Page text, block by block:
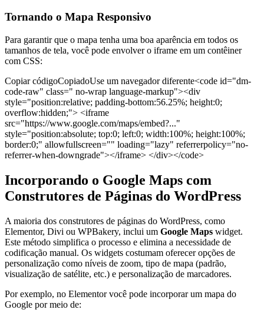
Tornando o Mapa Responsivo
Para garantir que o mapa tenha uma boa aparência em todos os
tamanhos de tela, você pode envolver o iframe em um contêiner
com CSS:
Copiar códigoCopiadoUse um navegador diferente<code id="dm-
code-raw" class=" no-wrap language-markup"><div
style="position:relative; padding-bottom:56.25%; height:0;
overflow:hidden;"> <iframe
src="https://www.google.com/maps/embed?..."
style="position:absolute; top:0; left:0; width:100%; height:100%;
border:0;" allowfullscreen="" loading="lazy" referrerpolicy="no-
referrer-when-downgrade"></iframe> </div></code>
Incorporando o Google Maps com
Construtores de Páginas do WordPress
A maioria dos construtores de páginas do WordPress, como
Elementor, Divi ou WPBakery, inclui um Google Maps widget.
Este método simplifica o processo e elimina a necessidade de
codificação manual. Os widgets costumam oferecer opções de
personalização como níveis de zoom, tipo de mapa (padrão,
visualização de satélite, etc.) e personalização de marcadores.
Por exemplo, no Elementor você pode incorporar um mapa do
Google por meio de: